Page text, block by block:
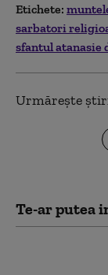
Etichete:
sarbatori
sfantul atanasie
Urmărește
Te-ar putea